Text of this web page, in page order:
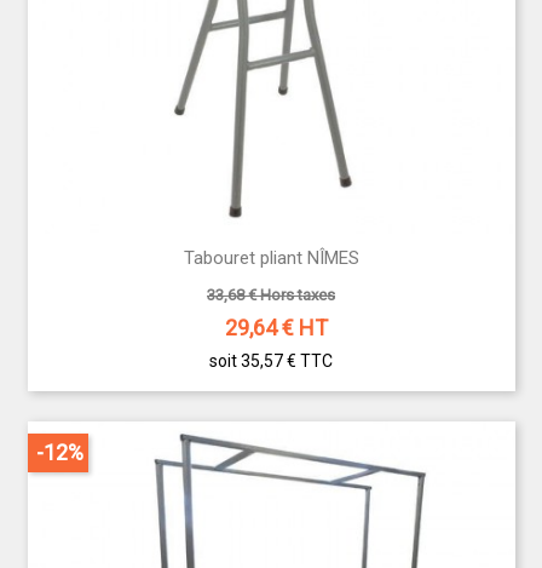
Tabouret pliant NÎMES
33,68 € Hors taxes
29,64€ HT
soit 35,57 € TTC
-12%